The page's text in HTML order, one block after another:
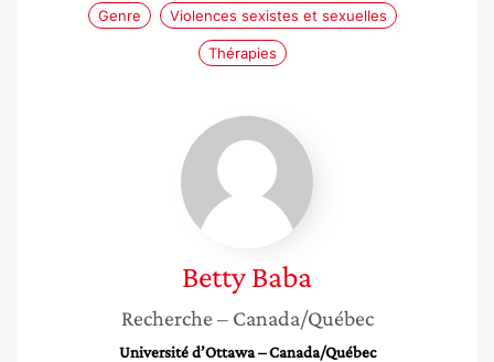
Genre Violences sexistes et sexuelles
Thérapies
Betty
Baba
BettyBaba
Recherche – Canada/Québec
Université d’Ottawa – Canada/Québec